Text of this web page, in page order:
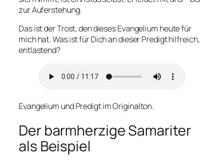
zur Auferstehung.
Das ist der Trost, den dieses Evangelium heute für
mich hat. Was ist für Dich an dieser Predigt hilfreich,
entlastend?
Evangelium und Predigt im Originalton.
Der barmherzige Samariter
als Beispiel